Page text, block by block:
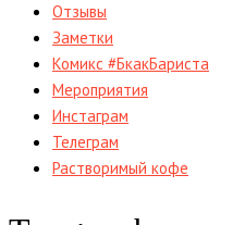
Отзывы
Заметки
Комикс #БкакБариста
Мероприятия
Инстаграм
Телеграм
Растворимый кофе